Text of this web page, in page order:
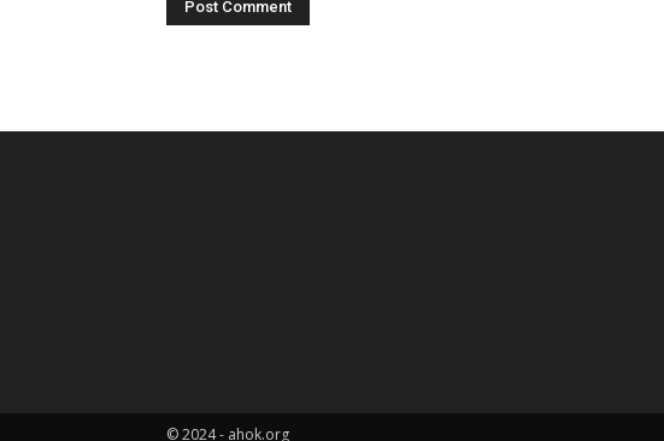
© 2024 - ahok.org